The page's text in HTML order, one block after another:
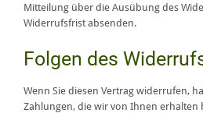
Mitteilung über die Ausübung des
Widerrufsfrist absenden.
Folgen des
Wenn Sie diesen Vertrag widerrufen,
Zahlungen, die wir von Ihnen erhalten